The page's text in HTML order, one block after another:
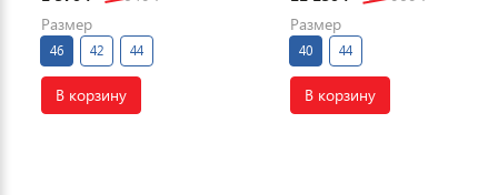
Размер
46 42 44
В корзину
Размер
40 44
В корзину